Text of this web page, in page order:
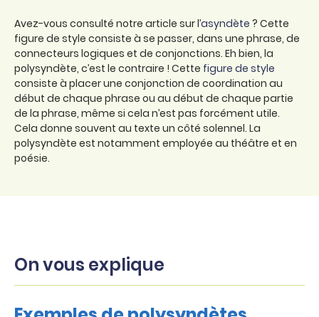
Avez-vous consulté notre article sur l’asyndète ? Cette
figure de style consiste à se passer, dans une phrase, de
connecteurs logiques et de conjonctions. Eh bien, la
polysyndète, c’est le contraire ! Cette figure de style
consiste à placer une conjonction de coordination au
début de chaque phrase ou au début de chaque partie
de la phrase, même si cela n’est pas forcément utile.
Cela donne souvent au texte un côté solennel. La
polysyndète est notamment employée au théâtre et en
poésie.
On vous explique